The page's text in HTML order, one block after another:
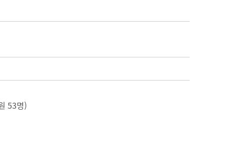
53명)